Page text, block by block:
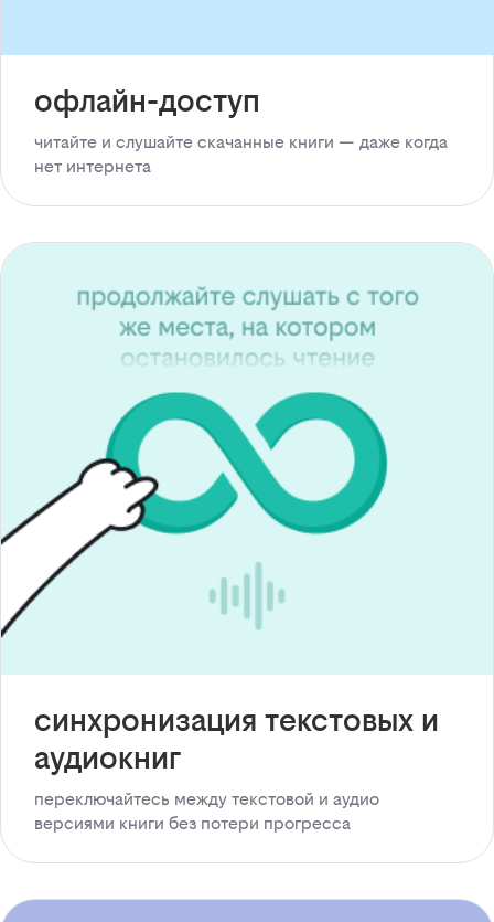
офлайн-доступ
читайте и слушайте скачанные книги — даже когда
нет интернета
синхронизация текстовых и
аудиокниг
переключайтесь между текстовой и аудио
версиями книги без потери прогресса